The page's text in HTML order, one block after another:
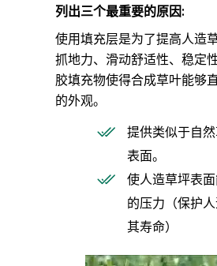
列出三个最重要的原因:
使用填充层是为了提高人造
抓地力、滑动舒适性、稳定
胶填充物使得合成草叶能够
的外观。
提供类似于自
表面。
使人造草坪表
的压力（保护
其寿命）